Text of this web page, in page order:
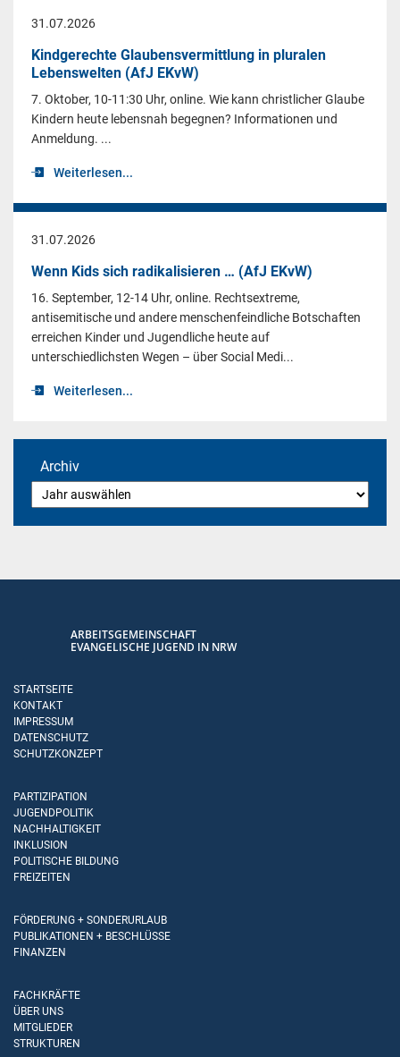
31.07.2026
Kindgerechte Glaubensvermittlung in pluralen
Lebenswelten (AfJ EKvW)
7. Oktober, 10-11:30 Uhr, online. Wie kann christlicher Glaube
Kindern heute lebensnah begegnen? Informationen und
Anmeldung. ...
Weiterlesen...
31.07.2026
Wenn Kids sich radikalisieren … (AfJ EKvW)
16. September, 12-14 Uhr, online. Rechtsextreme,
antisemitische und andere menschenfeindliche Botschaften
erreichen Kinder und Jugendliche heute auf
unterschiedlichsten Wegen – über Social Medi...
Weiterlesen...
Archiv
ARBEITSGEMEINSCHAFT
EVANGELISCHE JUGEND IN NRW
STARTSEITE
KONTAKT
IMPRESSUM
DATENSCHUTZ
SCHUTZKONZEPT
PARTIZIPATION
JUGENDPOLITIK
NACHHALTIGKEIT
INKLUSION
POLITISCHE BILDUNG
FREIZEITEN
FÖRDERUNG + SONDERURLAUB
PUBLIKATIONEN + BESCHLÜSSE
FINANZEN
FACHKRÄFTE
ÜBER UNS
MITGLIEDER
STRUKTUREN